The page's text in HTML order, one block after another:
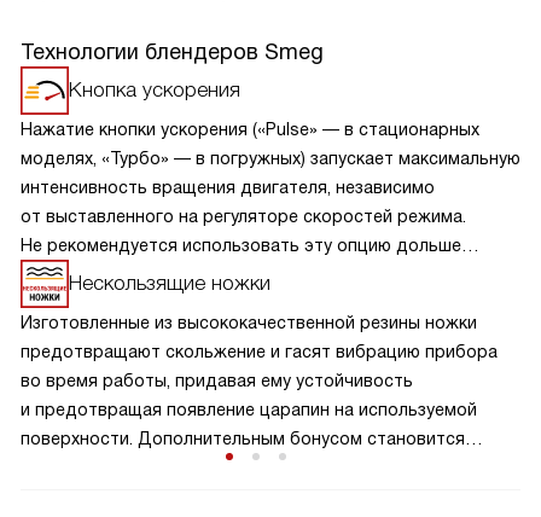
Технологии блендеров Smeg
Кнопка ускорения
Нажатие кнопки ускорения («Pulse» — в стационарных
моделях, «Турбо» — в погружных) запускает максимальную
интенсивность вращения двигателя, независимо
от выставленного на регуляторе скоростей режима.
Не рекомендуется использовать эту опцию дольше
2 секунд из-за опасности перегрева.
Нескользящие ножки
Изготовленные из высококачественной резины ножки
предотвращают скольжение и гасят вибрацию прибора
во время работы, придавая ему устойчивость
и предотвращая появление царапин на используемой
поверхности. Дополнительным бонусом становится